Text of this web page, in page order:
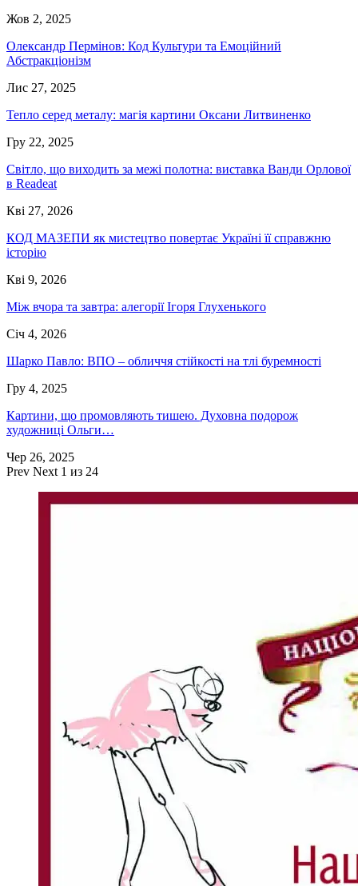
Жов 2, 2025
Олександр Пермінов: Код Культури та Емоційний
Абстракціонізм
Лис 27, 2025
Тепло серед металу: магія картини Оксани Литвиненко
Гру 22, 2025
Світло, що виходить за межі полотна: виставка Ванди Орлової
в Readeat
Кві 27, 2026
КОД МАЗЕПИ як мистецтво повертає Україні її справжню
історію
Кві 9, 2026
Між вчора та завтра: алегорії Ігоря Глухенького
Січ 4, 2026
Шарко Павло: ВПО – обличчя стійкості на тлі буремності
Гру 4, 2025
Картини, що промовляють тишею. Духовна подорож
художниці Ольги…
Чер 26, 2025
Prev Next 1 из 24